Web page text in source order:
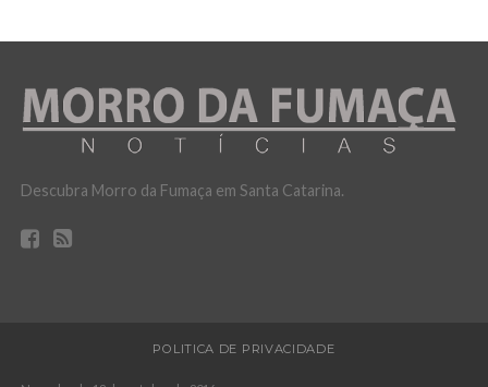
Descubra Morro da Fumaça em Santa Catarina.
POLITICA DE PRIVACIDADE